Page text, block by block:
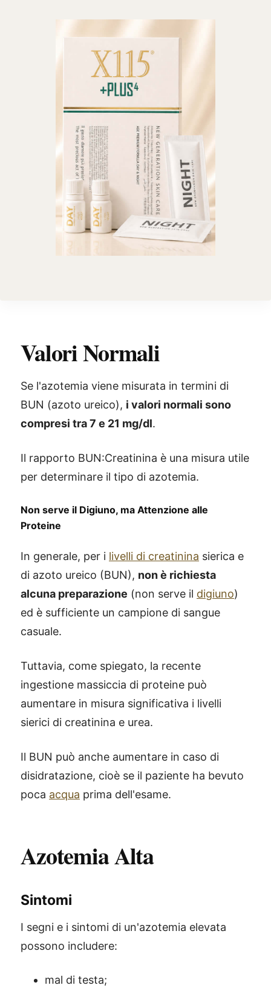
Valori Normali
Se l'azotemia viene misurata in termini di
BUN (azoto ureico), i valori normali sono
compresi tra 7 e 21 mg/dl.
Il rapporto BUN:Creatinina è una misura utile
per determinare il tipo di azotemia.
Non serve il Digiuno, ma Attenzione alle
Proteine
In generale, per i livelli di creatinina sierica e
di azoto ureico (BUN), non è richiesta
alcuna preparazione (non serve il digiuno)
ed è sufficiente un campione di sangue
casuale.
Tuttavia, come spiegato, la recente
ingestione massiccia di proteine può
aumentare in misura significativa i livelli
sierici di creatinina e urea.
Il BUN può anche aumentare in caso di
disidratazione, cioè se il paziente ha bevuto
poca acqua prima dell'esame.
Azotemia Alta
Sintomi
I segni e i sintomi di un'azotemia elevata
possono includere:
mal di testa;